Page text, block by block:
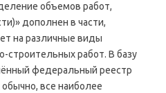
объемов работ,
дополнен в части,
на различные виды
строительных работ. В базу
федеральный реестр
все наиболее